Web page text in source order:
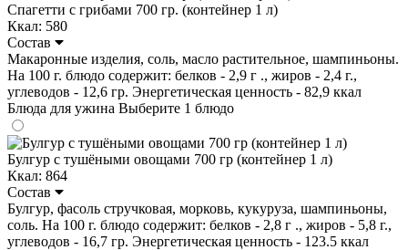
Спагетти с грибами 700 гр. (контейнер 1 л)
Ккал: 580
Состав
Макаронные изделия, соль, масло растительное, шампиньоны.
На 100 г. блюдо содержит: белков - 2,9 г ., жиров - 2,4 г.,
углеводов - 12,6 гр. Энергетическая ценность - 82,9 ккал
Блюда для ужина Выберите 1 блюдо
Булгур с тушёными овощами 700 гр (контейнер 1 л)
Ккал: 864
Состав
Булгур, фасоль стручковая, морковь, кукуруза, шампиньоны,
соль. На 100 г. блюдо содержит: белков - 2,8 г ., жиров - 5,8 г.,
углеводов - 16,7 гр. Энергетическая ценность - 123.5 ккал